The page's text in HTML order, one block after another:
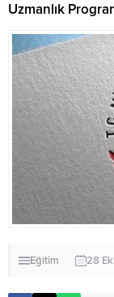
Uzmanlık
Eğitim 28